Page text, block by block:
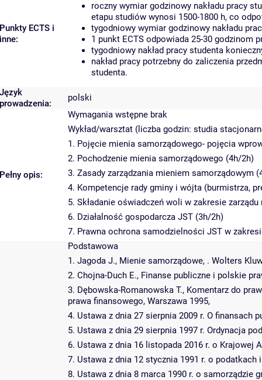
Punkty ECTS i
inne:
roczny wymiar godzinowy nakładu pracy
etapu studiów wynosi 1500-1800 h, co
tygodniowy wymiar godzinowy nakładu
1 punkt ECTS odpowiada 25-30 godzinom
tygodniowy nakład pracy studenta
nakład pracy potrzebny do zaliczenia
studenta.
Język
prowadzenia:
polski
Pełny opis:
Wymagania wstępne brak
Wykład/warsztat (liczba godzin: studia
1. Pojęcie mienia samorządowego- pojęcia
2. Pochodzenie mienia samorządowego (4h/2h)
3. Zasady zarządzania mieniem samorządowym
4. Kompetencje rady gminy i wójta (burmistrza,
5. Składanie oświadczeń woli w zakresie
6. Działalność gospodarcza JST (3h/2h)
7. Prawna ochrona samodzielności JST w
Podstawowa
1. Jagoda J., Mienie samorządowe, . Wolters
2. Chojna-Duch E., Finanse publiczne i polskie
3. Dębowska-Romanowska T., Komentarz do
prawa finansowego, Warszawa 1995,
4. Ustawa z dnia 27 sierpnia 2009 r. O finansach
5. Ustawa z dnia 29 sierpnia 1997 r. Ordynacja
6. Ustawa z dnia 16 listopada 2016 r. o Krajowej
7. Ustawa z dnia 12 stycznia 1991 r. o podatkach
8. Ustawa z dnia 8 marca 1990 r. o samorządzie